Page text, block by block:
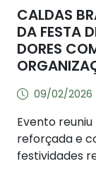
CALDAS
DA FESTA
DORES
09/02/2026
Evento
reforçada e
festividades